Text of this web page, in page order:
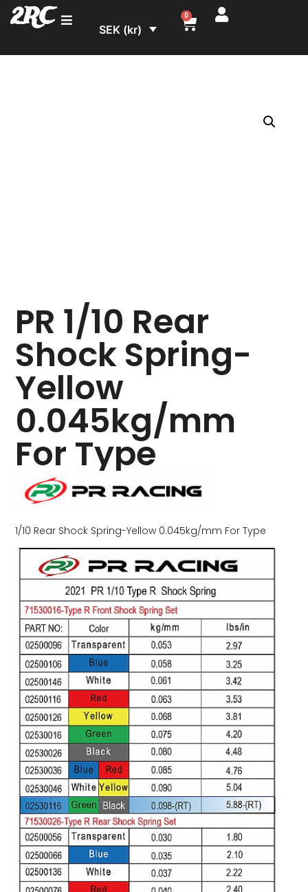
2RC SEK (kr)
0
PR 1/10 Rear
Shock Spring-
Yellow
0.045kg/mm
For Type
1/10 Rear Shock Spring-Yellow 0.045kg/mm For Type